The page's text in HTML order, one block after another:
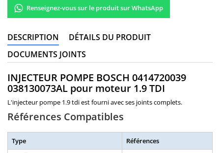
Renseignez-vous sur le produit sur WhatsApp
DESCRIPTION
DÉTAILS DU PRODUIT
DOCUMENTS JOINTS
INJECTEUR POMPE BOSCH 0414720039
038130073AL pour moteur 1.9 TDI
L'injecteur pompe 1.9 tdi est fourni avec ses joints complets.
Références Compatibles
Type
Références